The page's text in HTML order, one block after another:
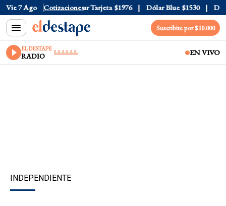
Vie 7 Ago Cotizaciones
Oficial $1520 Dólar Tarjeta $1976 Dólar Blue $1530 Dólar
Suscribite por $10.000
EL DESTAPE
RADIO EN VIVO
INDEPENDIENTE